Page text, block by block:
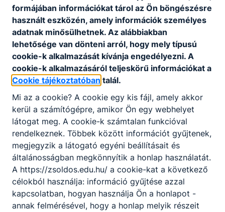
formájában információkat tárol az Ön böngészésre
használt eszközén, amely információk személyes
adatnak minősülhetnek. Az alábbiakban
lehetősége van dönteni arról, hogy mely típusú
cookie-k alkalmazását kívánja engedélyezni. A
cookie-k alkalmazásáról teljeskörű információkat a
Cookie tájékoztatóban talál.
Mi az a cookie? A cookie egy kis fájl, amely akkor
kerül a számítógépre, amikor Ön egy webhelyet
látogat meg. A cookie-k számtalan funkcióval
rendelkeznek. Többek között információt gyűjtenek,
megjegyzik a látogató egyéni beállításait és
általánosságban megkönnyítik a honlap használatát.
A https://zsoldos.edu.hu/ a cookie-kat a következő
célokból használja: információ gyűjtése azzal
kapcsolatban, hogyan használja Ön a honlapot -
annak felmérésével, hogy a honlap melyik részeit